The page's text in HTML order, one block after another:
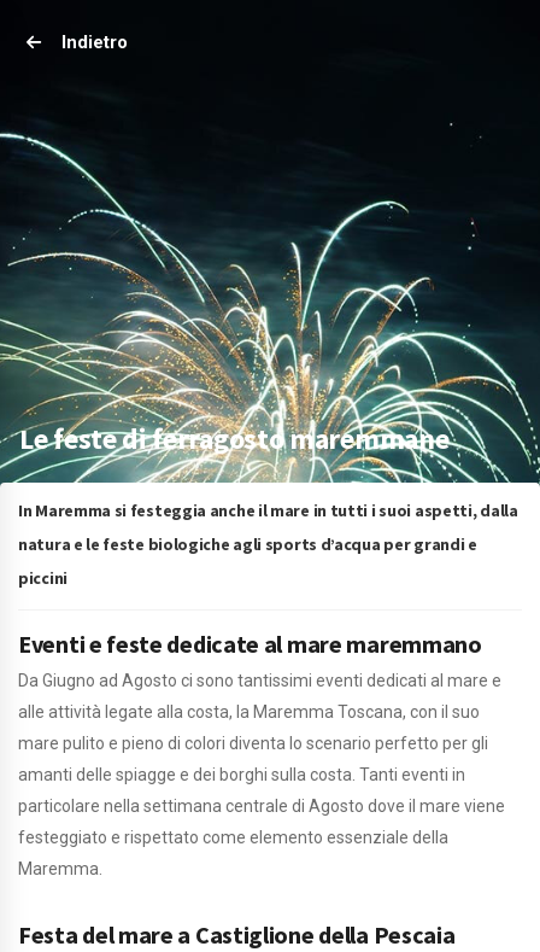
Indietro
Le feste di ferragosto maremmane
In Maremma si festeggia anche il mare in tutti i suoi aspetti, dalla
natura e le feste biologiche agli sports d’acqua per grandi e
piccini
Eventi e feste dedicate al mare maremmano
Da Giugno ad Agosto ci sono tantissimi eventi dedicati al mare e
alle attività legate alla costa, la Maremma Toscana, con il suo
mare pulito e pieno di colori diventa lo scenario perfetto per gli
amanti delle spiagge e dei borghi sulla costa. Tanti eventi in
particolare nella settimana centrale di Agosto dove il mare viene
festeggiato e rispettato come elemento essenziale della
Maremma.
Festa del mare a Castiglione della Pescaia